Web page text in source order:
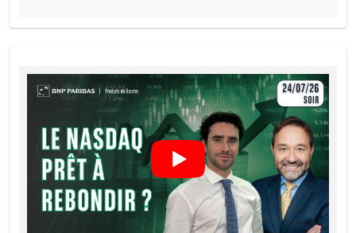
TYPE DE
PRIX DU
SEUIL DE
2026 22:25
journalière 0,34 8 558,042
2026 07:50
journalière 0,33 8 573,127
5 août
2026 22:15
journalière 8 573,115
5 août
2026 07:43
journalière 0,32 8 587,512
PROSPECTUS DE BASE
Français (France)
CONDITIONS DÉFINITIVES RÉSUMÉ
Français (France)